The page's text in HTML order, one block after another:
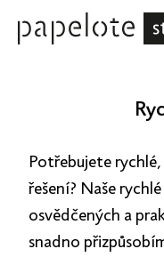
Potřebujete
řešení? Naše
osvědčených a
snadno